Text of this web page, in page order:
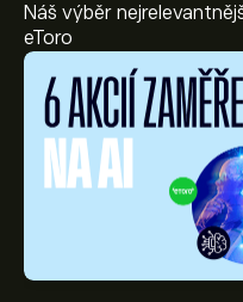
Náš výběr
eToro